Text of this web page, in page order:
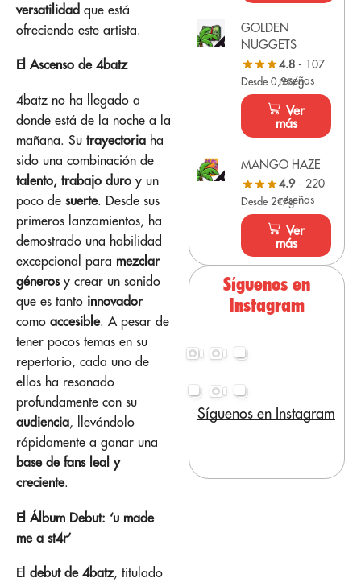
versatilidad que está
ofreciendo este artista.
El Ascenso de 4batz
4batz no ha llegado a
donde está de la noche a la
mañana. Su trayectoria ha
sido una combinación de
talento, trabajo duro y un
poco de suerte. Desde sus
primeros lanzamientos, ha
demostrado una habilidad
excepcional para mezclar
génerosy crear un sonido
que es tanto innovador
como accesible. A pesar de
tener pocos temas en su
repertorio, cada uno de
ellos ha resonado
profundamente con su
audiencia, llevándolo
rápidamente a ganar una
base de fans leal y
creciente.
El Álbum Debut: ‘u made
me a st4r’
El debut de 4batz, titulado
GOLDEN
NUGGETS
4.8- 107
reseñas
Desde 0,9€/g
Ver
más
MANGO HAZE
4.9- 220
reseñas
Desde 2€/g
Ver
más
Síguenos en
Instagram
Síguenos en Instagram